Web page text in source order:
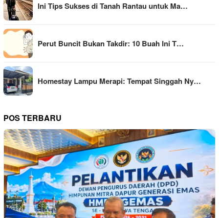
Ini Tips Sukses di Tanah Rantau untuk Ma…
Perut Buncit Bukan Takdir: 10 Buah Ini T…
Homestay Lampu Merapi: Tempat Singgah Ny…
POS TERBARU